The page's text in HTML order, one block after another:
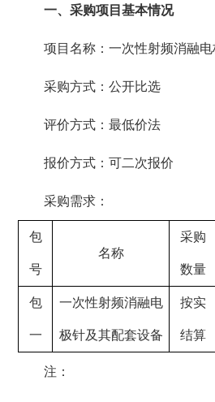
一、采购项目基本情况
项目名称：一次性射频消融
采购方式：公开比选
评价方式：最低价法
报价方式：可二次报价
采购需求：
包
号
名称
采购
数量
包
一
一次性射频消融电
极针及其配套设备
按实
结算
注：